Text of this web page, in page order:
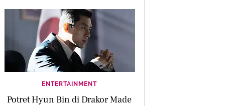
ENTERTAINMENT
Potret Hyun Bin di Drakor Made